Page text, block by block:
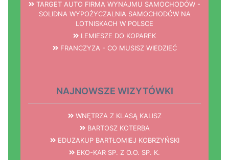
TARGET AUTO FIRMA WYNAJMU SAMOCHODÓW -
SOLIDNA WYPOŻYCZALNIA SAMOCHODÓW NA
LOTNISKACH W POLSCE
LEMIESZE DO KOPAREK
FRANCZYZA - CO MUSISZ WIEDZIEĆ
NAJNOWSZE WIZYTÓWKI
WNĘTRZA Z KLASĄ KALISZ
BARTOSZ KOTERBA
EDUZAKUP BARTŁOMIEJ KOBRZYŃSKI
EKO-KAR SP. Z O.O. SP. K.